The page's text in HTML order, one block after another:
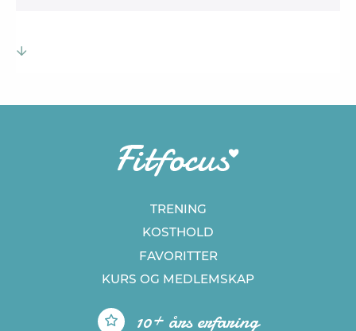
TRENING
KOSTHOLD
FAVORITTER
KURS OG MEDLEMSKAP
10+ års erfaring